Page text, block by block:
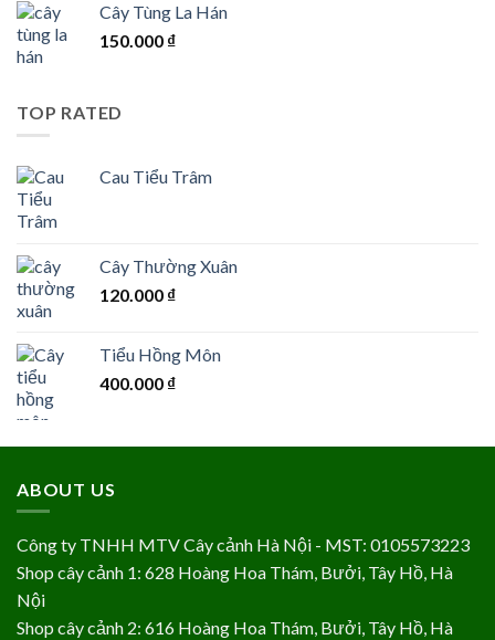
Cây Tùng La Hán
150.000 ₫
TOP RATED
Cau Tiểu Trâm
Cây Thường Xuân
120.000 ₫
Tiểu Hồng Môn
400.000 ₫
ABOUT US
Công ty TNHH MTV Cây cảnh Hà Nội - MST: 0105573223
Shop cây cảnh 1: 628 Hoàng Hoa Thám, Bưởi, Tây Hồ, Hà
Nội
Shop cây cảnh 2: 616 Hoàng Hoa Thám, Bưởi, Tây Hồ, Hà